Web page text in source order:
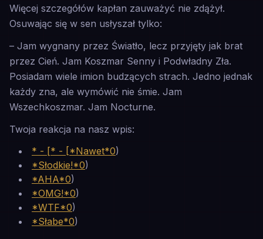
Więcej szczegółów kapłan zauważyć nie zdążył.
Osuwając się w sen usłyszał tylko:
– Jam wygnany przez Światło, lecz przyjęty jak brat
przez Cień. Jam Koszmar Senny i Podwładny Zła.
Posiadam wiele imion budzących strach. Jedno jednak
każdy zna, ale wymówić nie śmie. Jam
Wszechkoszmar. Jam Nocturne.
Twoja reakcja na nasz wpis:
* - [* - [*Nawet*0)
*Słodkie!*0)
*AHA*0)
*OMG!*0)
*WTF*0)
*Słabe*0)